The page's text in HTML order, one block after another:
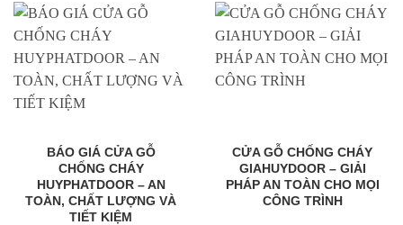
BÁO GIÁ CỬA GỖ
CHỐNG CHÁY
HUYPHATDOOR – AN
TOÀN, CHẤT LƯỢNG VÀ
TIẾT KIỆM
CỬA GỖ CHỐNG CHÁY
GIAHUYDOOR – GIẢI
PHÁP AN TOÀN CHO MỌI
CÔNG TRÌNH